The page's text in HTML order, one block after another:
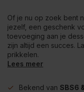
Of je nu op zoek bent
jezelf, een geschenk
toevoeging aan je
zijn altijd een succes.
prikkelen.
Lees meer
Bekend van SBS6